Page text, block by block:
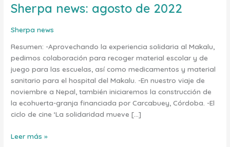
Sherpa news: agosto de 2022
Sherpa news
Resumen: -Aprovechando la experiencia solidaria al Makalu,
pedimos colaboración para recoger material escolar y de
juego para las escuelas, así como medicamentos y material
sanitario para el hospital del Makalu. -En nuestro viaje de
noviembre a Nepal, también iniciaremos la construcción de
la ecohuerta-granja financiada por Carcabuey, Córdoba. -El
ciclo de cine ‘La solidaridad mueve […]
Sherpa
agosto
2022
Leer más »